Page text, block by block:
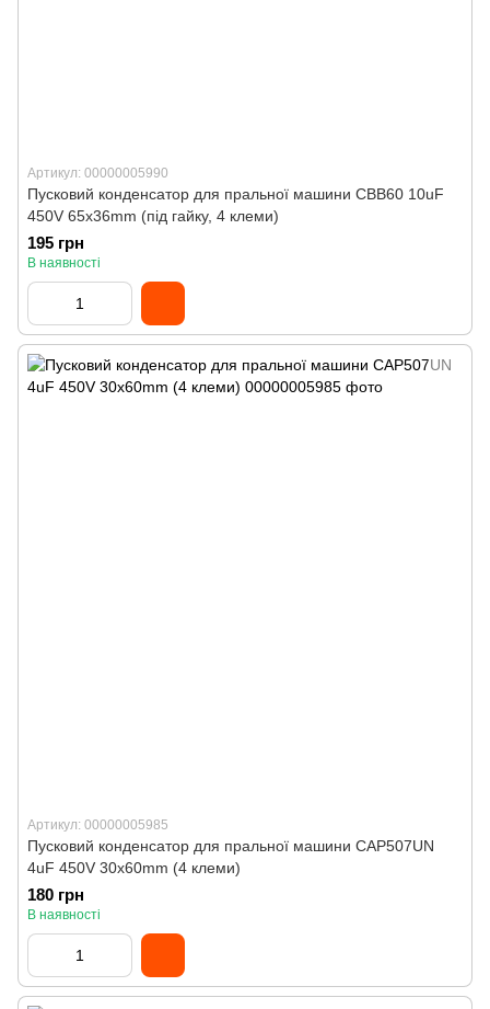
Артикул: 00000005990
Пусковий конденсатор для пральної машини CBB60 10uF
450V 65x36mm (під гайку, 4 клеми)
195 грн
В наявності
Артикул: 00000005985
Пусковий конденсатор для пральної машини CAP507UN
4uF 450V 30x60mm (4 клеми)
180 грн
В наявності